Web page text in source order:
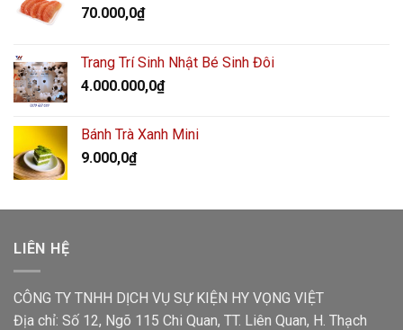
70.000,0₫
Trang Trí Sinh Nhật Bé Sinh Đôi
4.000.000,0₫
Bánh Trà Xanh Mini
9.000,0₫
LIÊN HỆ
CÔNG TY TNHH DỊCH VỤ SỰ KIỆN HY VỌNG VIỆT
Địa chỉ: Số 12, Ngõ 115 Chi Quan, TT. Liên Quan, H. Thạch